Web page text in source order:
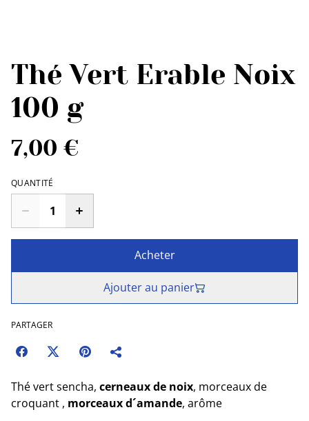
Thé Vert Erable Noix
100 g
7,00 €
QUANTITÉ
Acheter
Ajouter au panier
PARTAGER
Thé vert sencha, cerneaux de noix, morceaux de
croquant , morceaux d´amande, arôme